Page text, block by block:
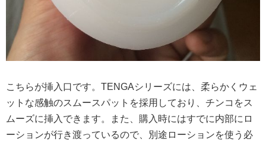
こちらが挿入口です。TENGAシリーズには、柔らかくウェ
ットな感触のスムースパットを採用しており、チンコをス
ムーズに挿入できます。また、購入時にはすでに内部にロ
ーションが行き渡っているので、別途ローションを使う必